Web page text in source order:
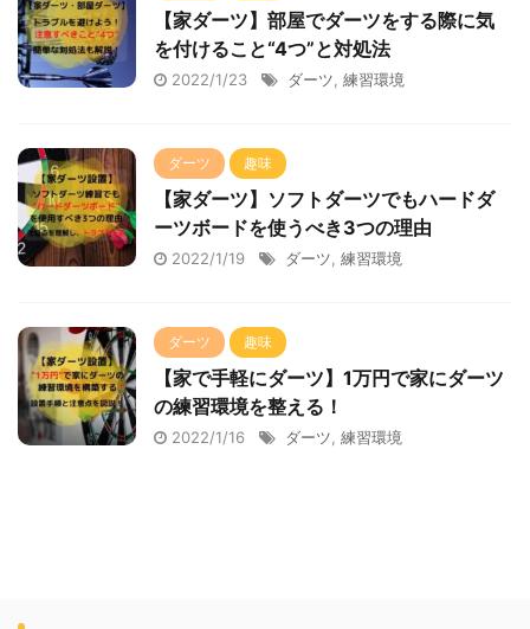
【家ダーツ】部屋でダーツをする際に気
を付けること“4つ”と対処法
2022/1/23 ダーツ 練習環境
ダーツ 趣味
【家ダーツ】ソフトダーツでもハードダ
ーツボードを使うべき3つの理由
2022/1/19 ダーツ 練習環境
ダーツ 趣味
【家で手軽にダーツ】1万円で家にダーツ
の練習環境を整える！
2022/1/16 ダーツ 練習環境